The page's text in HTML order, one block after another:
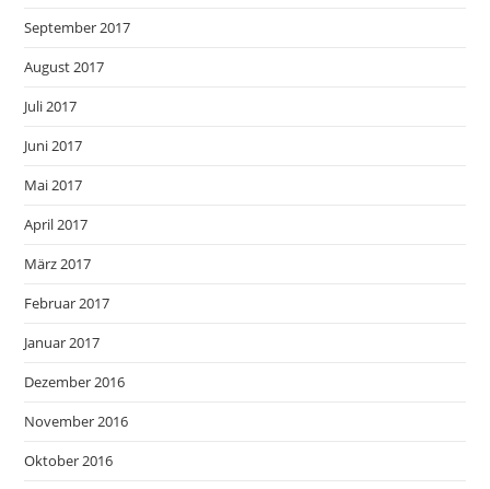
September 2017
August 2017
Juli 2017
Juni 2017
Mai 2017
April 2017
März 2017
Februar 2017
Januar 2017
Dezember 2016
November 2016
Oktober 2016